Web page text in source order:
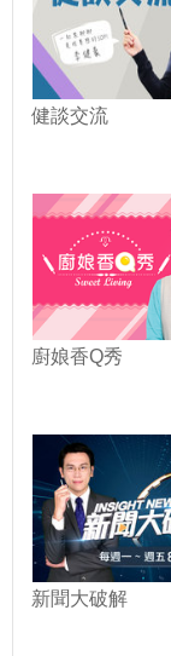
健談交流
廚娘香Q秀
新聞大破解